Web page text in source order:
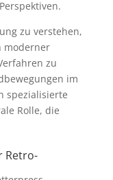
zu verstehen,
moderner
zu
im
spezialisierte
Rolle, die
Retro-